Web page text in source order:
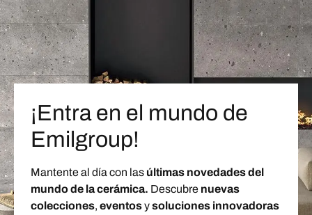
¡Entra en el mundo de
Emilgroup!
Mantente al día con las últimas novedades del
mundo de la cerámica. Descubre nuevas
colecciones, eventosysoluciones innovadoras